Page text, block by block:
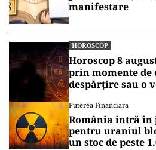
manifestare
HOROSCOP
Horoscop 8
prin momente de
despărțire sau o
Puterea Financiara
România intră
pentru uraniul
un stoc de peste